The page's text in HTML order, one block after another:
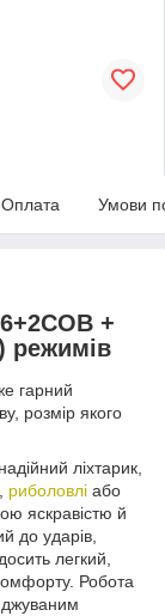
Оплата Умови
+
режимів
гарний
розмір якого
ліхтарик,
риболовлі або
яскравістю й
до ударів,
легкий,
Робота